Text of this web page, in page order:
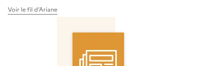
Voir le fil d’Ariane